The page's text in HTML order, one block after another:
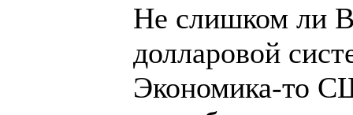
Не слишком ли
долларовой
Экономика-то